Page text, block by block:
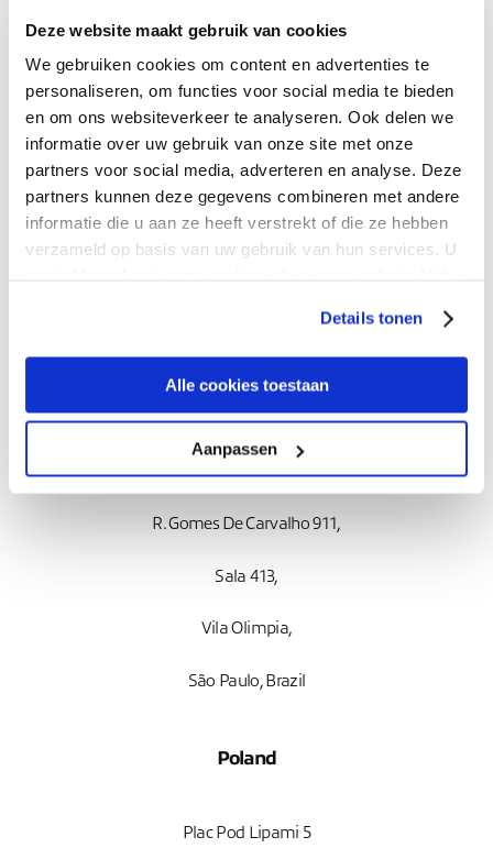
Deze website maakt gebruik van cookies
We gebruiken cookies om content en advertenties te
personaliseren, om functies voor social media te bieden
en om ons websiteverkeer te analyseren. Ook delen we
informatie over uw gebruik van onze site met onze
partners voor social media, adverteren en analyse. Deze
partners kunnen deze gegevens combineren met andere
informatie die u aan ze heeft verstrekt of die ze hebben
verzameld op basis van uw gebruik van hun services. U
Details tonen
Alle cookies toestaan
Aanpassen
Argentina
+54 11 5246 9455
Av. del Libertador N.° 77/101
piso 9 oficina Lado Rio
Pcia. de Buenos Aires
Brazil
+54 11 5219 5568
R. Gomes De Carvalho 911,
Sala 413,
Vila Olimpia,
São Paulo, Brazil
Poland
Plac Pod Lipami 5